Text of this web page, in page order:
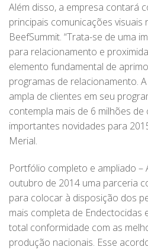
Além disso, a empresa contará
principais comunicações visuais
BeefSummit. “Trata-se de uma
para relacionamento e
elemento fundamental de
programas de relacionamento.
ampla de clientes em seu
contempla mais de 6 milhões de
importantes novidades para
Merial.
Portfólio completo e ampliado –
outubro de 2014 uma parceria
para colocar à disposição dos
mais completa de Endectocidas
total conformidade com as
produção nacionais. Esse